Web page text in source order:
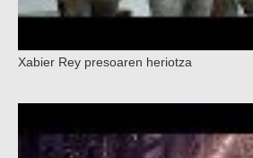
Xabier Rey presoaren heriotza